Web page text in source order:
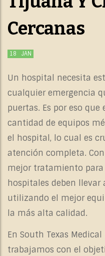
Cercanas
18 JAN
Un hospital necesita
cualquier emergencia
puertas. Es por eso
cantidad de equipos
el hospital, lo cual es
atención completa.
mejor tratamiento para
hospitales deben llevar
utilizando el mejor
la más alta calidad.
En South Texas
trabajamos con el